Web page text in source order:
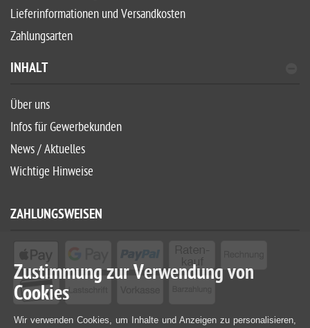
Lieferinformationen und Versandkosten
Zahlungsarten
INHALT
Über uns
Infos für Gewerbekunden
News / Aktuelles
Wichtige Hinweise
ZAHLUNGSWEISEN
Zustimmung zur Verwendung von
Cookies
Wir verwenden Cookies, um Inhalte und Anzeigen zu personalisieren,